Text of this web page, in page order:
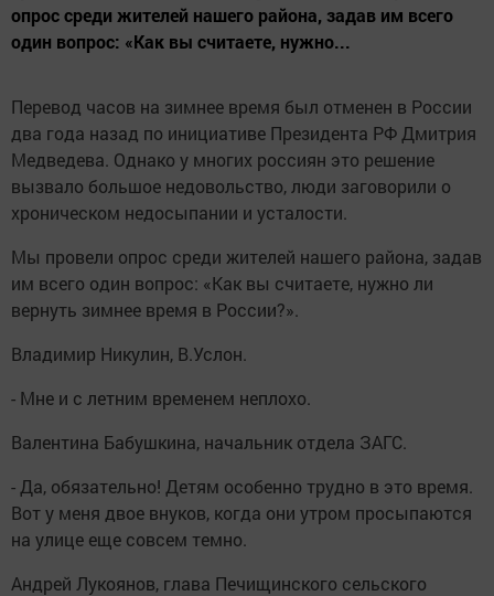
опрос среди жителей нашего района, задав им всего
один вопрос: «Как вы считаете, нужно...
Перевод часов на зимнее время был отменен в России
два года назад по инициативе Президента РФ Дмитрия
Медведева. Однако у многих россиян это решение
вызвало большое недовольство, люди заговорили о
хроническом недосыпании и усталости.
Мы провели опрос среди жителей нашего района, задав
им всего один вопрос: «Как вы считаете, нужно ли
вернуть зимнее время в России?».
Владимир Никулин, В.Услон.
- Мне и с летним временем неплохо.
Валентина Бабушкина, начальник отдела ЗАГС.
- Да, обязательно! Детям особенно трудно в это время.
Вот у меня двое внуков, когда они утром просыпаются
на улице еще совсем темно.
Андрей Лукоянов, глава Печищинского сельского